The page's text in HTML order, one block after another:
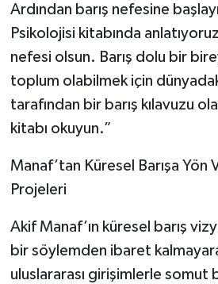
Ardından barış nefesine
Psikolojisi kitabında
nefesi olsun. Barış dolu bir
toplum olabilmek için
tarafından bir barış kılavuzu
kitabı okuyun.”
Manaf’tan Küresel Barışa Yön
Projeleri
Akif Manaf’ın küresel barış
bir söylemden ibaret
uluslararası girişimlerle somut